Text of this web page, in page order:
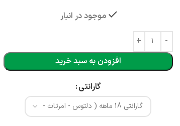
گارانتی
موجود در انبار
افزودن به سبد خرید